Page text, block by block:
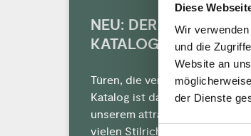
Diese
Wir
und die
Website an
der Dienste
Einwilligungsauswahl
NEU: DER SCHNELLE
KATALOG
Türen, die verbinden – unser
Katalog ist da! Überzeugen
unserem attraktiven
vielen Stilrichtungen und